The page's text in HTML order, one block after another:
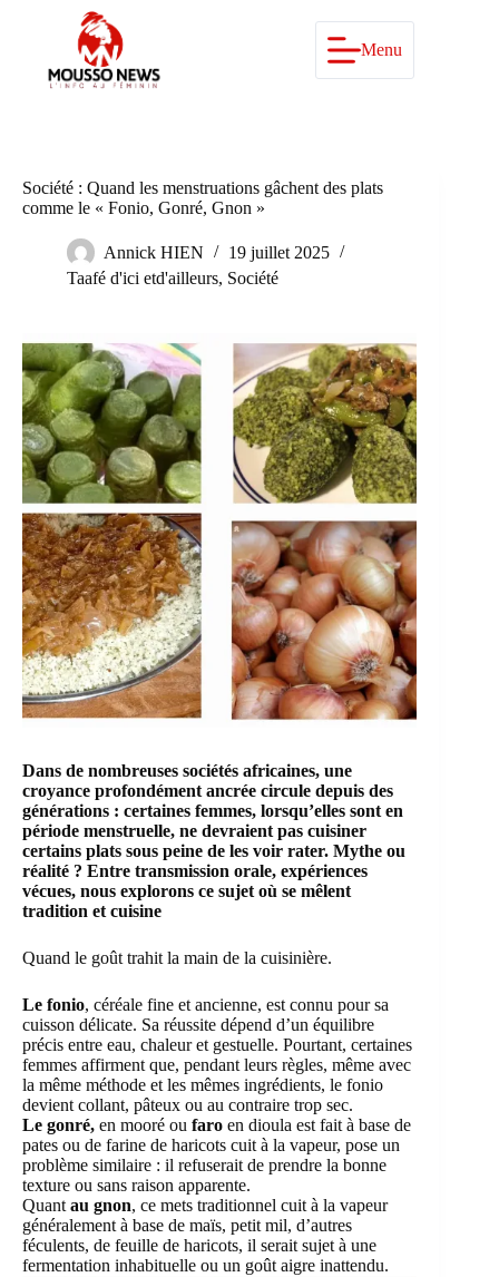
Menu
Société : Quand les menstruations gâchent des plats
comme le « Fonio, Gonré, Gnon »
Annick HIEN
19 juillet 2025
Taafé d'ici etd'ailleurs, Société
Dans de nombreuses sociétés africaines, une
croyance profondément ancrée circule depuis des
générations : certaines femmes, lorsqu’elles sont en
période menstruelle, ne devraient pas cuisiner
certains plats sous peine de les voir rater. Mythe ou
réalité ? Entre transmission orale, expériences
vécues, nous explorons ce sujet où se mêlent
tradition et cuisine
Quand le goût trahit la main de la cuisinière.
Le fonio, céréale fine et ancienne, est connu pour sa
cuisson délicate. Sa réussite dépend d’un équilibre
précis entre eau, chaleur et gestuelle. Pourtant, certaines
femmes affirment que, pendant leurs règles, même avec
la même méthode et les mêmes ingrédients, le fonio
devient collant, pâteux ou au contraire trop sec.
Le gonré, en mooré ou faro en dioula est fait à base de
pates ou de farine de haricots cuit à la vapeur, pose un
problème similaire : il refuserait de prendre la bonne
texture ou sans raison apparente.
Quant au gnon, ce mets traditionnel cuit à la vapeur
généralement à base de maïs, petit mil, d’autres
féculents, de feuille de haricots, il serait sujet à une
fermentation inhabituelle ou un goût aigre inattendu.